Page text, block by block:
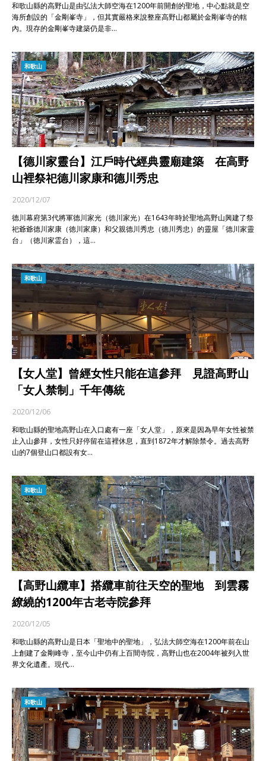
和歌山縣的高野山是由弘法大師空海在1200年前開創的聖地，中心點就是空
海所創設的「金剛峯寺」，但其實嚴格來說整座高野山都屬於金剛峯寺的轄
內。現存的金剛峯寺建築仍是非…
和歌山
【德川家靈台】江戶時代經典靈廟建築 在高野
山裡祭祀德川家康和德川秀忠
2020/12/07
德川幕府第3代將軍德川家光（徳川家光）在1643年時於聖地高野山興建了祭
祀爺爺德川家康（徳川家康）和父親德川秀忠（徳川秀忠）的靈屋「德川家靈
台」（徳川家霊台），這…
和歌山
【女人堂】曾經女性只能在這參拜 見證高野山
「女人禁制」千年傳統
2020/12/06
和歌山縣的聖地高野山在入口處有一座「女人堂」，原來是因為早年女性被禁
止入山參拜，女性只好停留在這裡休息，直到1872年才解除禁令。過去高野
山的7個登山口都設有女…
和歌山
【高野山纜車】搭纜車前往天空的聖地 到雲霧
繚繞的1200年古老寺院參拜
2020/12/05
和歌山縣的高野山是日本「聖地中的聖地」，弘法大師空海在1200年前在山
上創建了金剛峰寺，至今山中仍有上百間寺院，高野山也在2004年被列入世
界文化遺產。現代…
和歌山